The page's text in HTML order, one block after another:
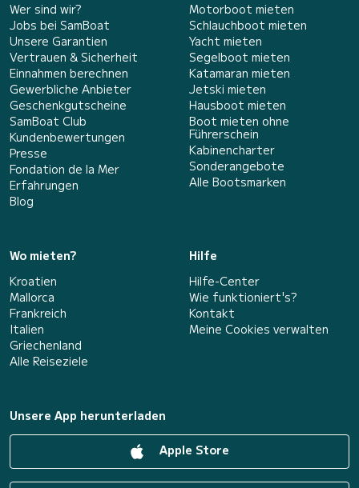
Wer sind wir?
Jobs bei SamBoat
Unsere Garantien
Vertrauen & Sicherheit
Einnahmen berechnen
Gewerbliche Anbieter
Geschenkgutscheine
SamBoat Club
Kundenbewertungen
Presse
Fondation de la Mer
Erfahrungen
Blog
Motorboot mieten
Schlauchboot mieten
Yacht mieten
Segelboot mieten
Katamaran mieten
Jetski mieten
Hausboot mieten
Boot mieten ohne
Führerschein
Kabinencharter
Sonderangebote
Alle Bootsmarken
Wo mieten?
Kroatien
Mallorca
Frankreich
Italien
Griechenland
Alle Reiseziele
Hilfe
Hilfe-Center
Wie funktioniert's?
Kontakt
Meine Cookies verwalten
Unsere App herunterladen
Apple Store